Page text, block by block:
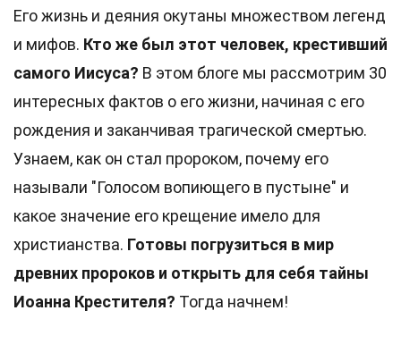
Его жизнь и деяния окутаны множеством легенд
и мифов. Кто же был этот человек, крестивший
самого Иисуса? В этом блоге мы рассмотрим 30
интересных фактов о его жизни, начиная с его
рождения и заканчивая трагической смертью.
Узнаем, как он стал пророком, почему его
называли "Голосом вопиющего в пустыне" и
какое значение его крещение имело для
христианства. Готовы погрузиться в мир
древних пророков и открыть для себя тайны
Иоанна Крестителя? Тогда начнем!